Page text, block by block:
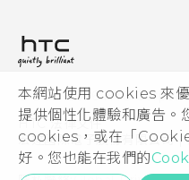
本網站使用 cookies 來優
提供個性化體驗和廣告。
cookies，或在「
好。您也能在我們的
HTC Sync Manager
投資人
隱私權政策
產品安全性
Cookie
© 2011-2026 HTC
HTC 法律文件
宏達國際電子股份有限公司